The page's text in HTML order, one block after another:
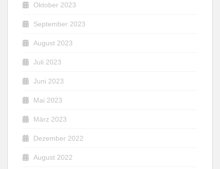
Oktober 2023
September 2023
August 2023
Juli 2023
Juni 2023
Mai 2023
März 2023
Dezember 2022
August 2022